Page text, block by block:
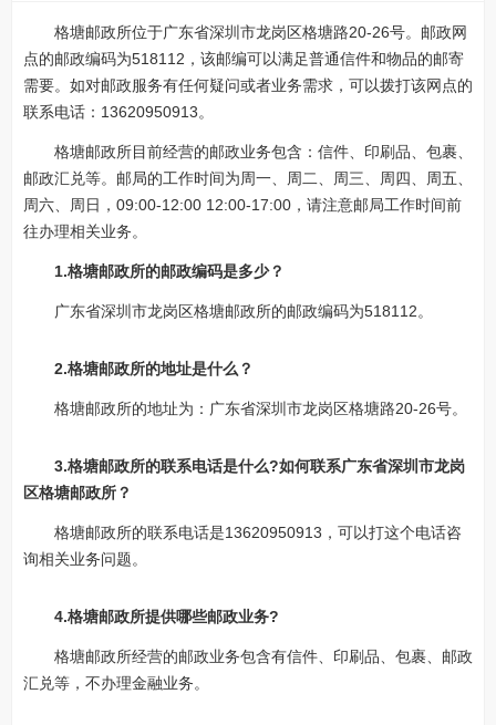
格塘邮政所位于广东省深圳市龙岗区格塘路20-26号。邮政网
点的邮政编码为518112，该邮编可以满足普通信件和物品的邮寄
需要。如对邮政服务有任何疑问或者业务需求，可以拨打该网点的
联系电话：13620950913。
格塘邮政所目前经营的邮政业务包含：信件、印刷品、包裹、
邮政汇兑等。邮局的工作时间为周一、周二、周三、周四、周五、
周六、周日，09:00-12:00 12:00-17:00，请注意邮局工作时间前
往办理相关业务。
1.格塘邮政所的邮政编码是多少？
广东省深圳市龙岗区格塘邮政所的邮政编码为518112。
2.格塘邮政所的地址是什么？
格塘邮政所的地址为：广东省深圳市龙岗区格塘路20-26号。
3.格塘邮政所的联系电话是什么?如何联系广东省深圳市龙岗
区格塘邮政所？
格塘邮政所的联系电话是13620950913，可以打这个电话咨
询相关业务问题。
4.格塘邮政所提供哪些邮政业务?
格塘邮政所经营的邮政业务包含有信件、印刷品、包裹、邮政
汇兑等，不办理金融业务。